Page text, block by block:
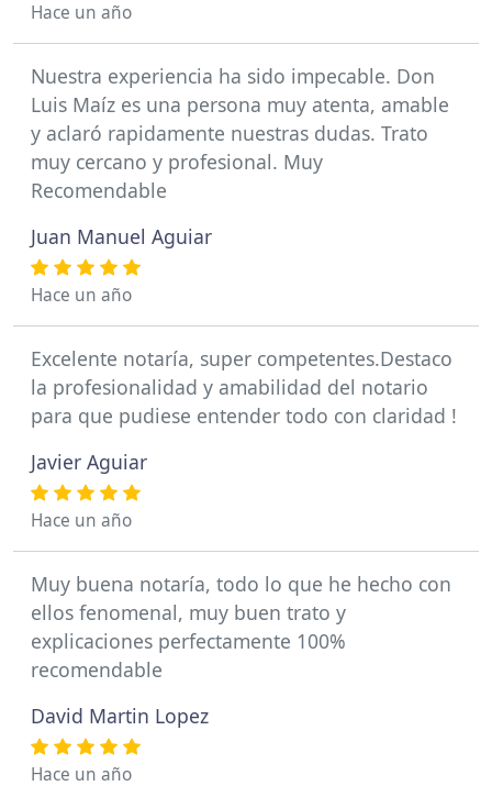
Hace un año
Nuestra experiencia ha sido impecable. Don
Luis Maíz es una persona muy atenta, amable
y aclaró rapidamente nuestras dudas. Trato
muy cercano y profesional. Muy
Recomendable
Juan Manuel Aguiar
Hace un año
Excelente notaría, super competentes.Destaco
la profesionalidad y amabilidad del notario
para que pudiese entender todo con claridad !
Javier Aguiar
Hace un año
Muy buena notaría, todo lo que he hecho con
ellos fenomenal, muy buen trato y
explicaciones perfectamente 100%
recomendable
David Martin Lopez
Hace un año